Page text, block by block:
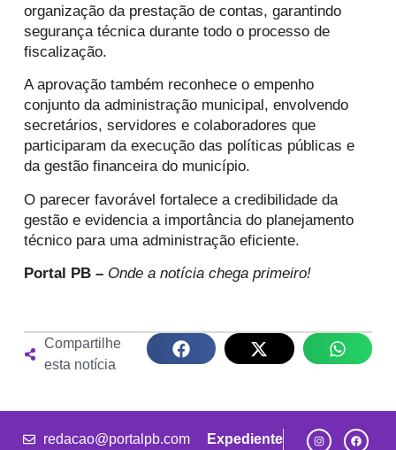
organização da prestação de contas, garantindo
segurança técnica durante todo o processo de
fiscalização.
A aprovação também reconhece o empenho
conjunto da administração municipal, envolvendo
secretários, servidores e colaboradores que
participaram da execução das políticas públicas e
da gestão financeira do município.
O parecer favorável fortalece a credibilidade da
gestão e evidencia a importância do planejamento
técnico para uma administração eficiente.
Portal PB – Onde a notícia chega primeiro!
Compartilhe
esta notícia
redacao@portalpb.com Expediente